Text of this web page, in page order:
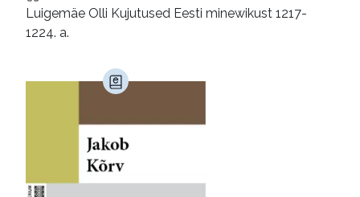
Luigemäe Olli Kujutused Eesti minewikust 1217-
1224. a.